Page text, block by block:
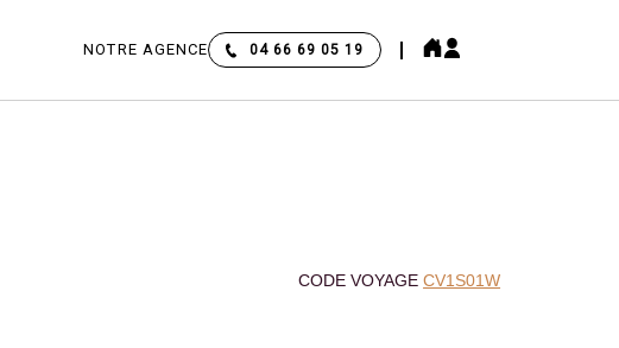
NOTRE AGENCE 04 66 69 05 19
CODE VOYAGECV1S01W